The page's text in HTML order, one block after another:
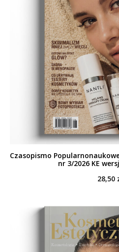
Czasopismo
nr 3/2026 KE
28,50